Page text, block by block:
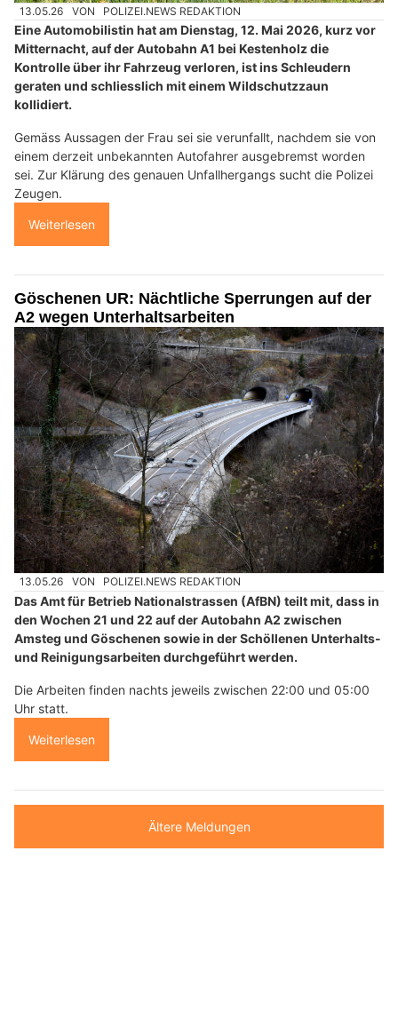
13.05.26 VON POLIZEI.NEWS REDAKTION
Eine Automobilistin hat am Dienstag, 12. Mai 2026, kurz vor
Mitternacht, auf der Autobahn A1 bei Kestenholz die
Kontrolle über ihr Fahrzeug verloren, ist ins Schleudern
geraten und schliesslich mit einem Wildschutzzaun
kollidiert.
Gemäss Aussagen der Frau sei sie verunfallt, nachdem sie von
einem derzeit unbekannten Autofahrer ausgebremst worden
sei. Zur Klärung des genauen Unfallhergangs sucht die Polizei
Zeugen.
Weiterlesen
Göschenen UR: Nächtliche Sperrungen auf der
A2 wegen Unterhaltsarbeiten
13.05.26 VON POLIZEI.NEWS REDAKTION
Das Amt für Betrieb Nationalstrassen (AfBN) teilt mit, dass in
den Wochen 21 und 22 auf der Autobahn A2 zwischen
Amsteg und Göschenen sowie in der Schöllenen Unterhalts-
und Reinigungsarbeiten durchgeführt werden.
Die Arbeiten finden nachts jeweils zwischen 22:00 und 05:00
Uhr statt.
Weiterlesen
Ältere Meldungen